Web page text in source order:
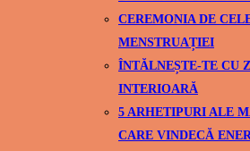
CEREMONIA DE
MENSTRUAȚIEI
ÎNTĂLNEȘTE-TE CU
INTERIOARĂ
5 ARHETIPURI ALE
CARE VINDECĂ